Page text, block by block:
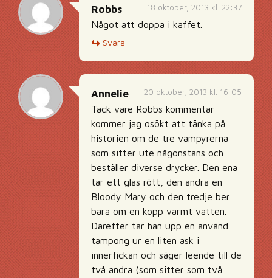
18 oktober, 2013 kl. 22:37
Robbs
Något att doppa i kaffet.
Svara
20 oktober, 2013 kl. 16:05
Annelie
Tack vare Robbs kommentar
kommer jag osökt att tänka på
historien om de tre vampyrerna
som sitter ute någonstans och
beställer diverse drycker. Den ena
tar ett glas rött, den andra en
Bloody Mary och den tredje ber
bara om en kopp varmt vatten.
Därefter tar han upp en använd
tampong ur en liten ask i
innerfickan och säger leende till de
två andra (som sitter som två